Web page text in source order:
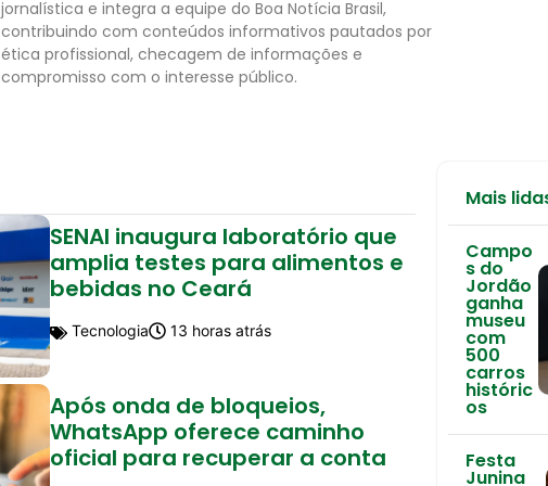
jornalística e integra a equipe do Boa Notícia Brasil,
contribuindo com conteúdos informativos pautados por
ética profissional, checagem de informações e
compromisso com o interesse público.
SENAI inaugura laboratório que
amplia testes para alimentos e
bebidas no Ceará
Tecnologia 13 horas atrás
Após onda de bloqueios,
WhatsApp oferece caminho
oficial para recuperar a conta
Mais
Campo
s do
Jordão
ganha
museu
com
500
carros
históric
os
Festa
Junina